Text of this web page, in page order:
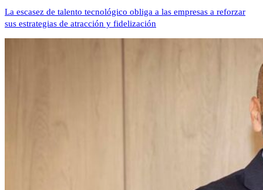
La escasez de talento tecnológico obliga a las empresas a reforzar
sus estrategias de atracción y fidelización